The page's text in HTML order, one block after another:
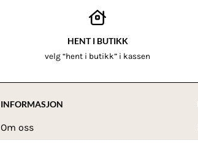
HENT I BUTIKK
velg “hent i butikk” i kassen
INFORMASJON
Om oss